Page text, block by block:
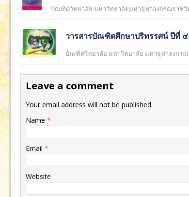
บัณฑิตวิทยาลัย มหาวิทยาลัยมหาจุฬาลงกรณราชวิ
วารสารบัณฑิตศึกษาปริทรรศน์ ปีที่
บัณฑิตวิทยาลัย มหาวิทยาลัย มหาจุฬาลงกรณ
Leave a comment
Your email address will not be published.
Name *
Email *
Website